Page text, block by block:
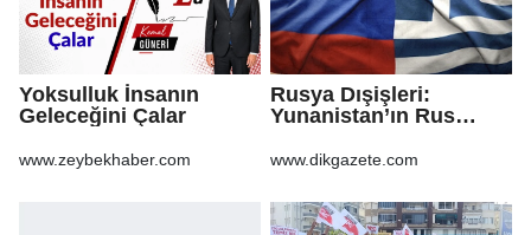
Yoksulluk İnsanın
Geleceğini Çalar
www.zeybekhaber.com
Rusya Dışişleri:
Yunanistan’ın Rus
ekonomiye pahalıya
www.dikgazete.com